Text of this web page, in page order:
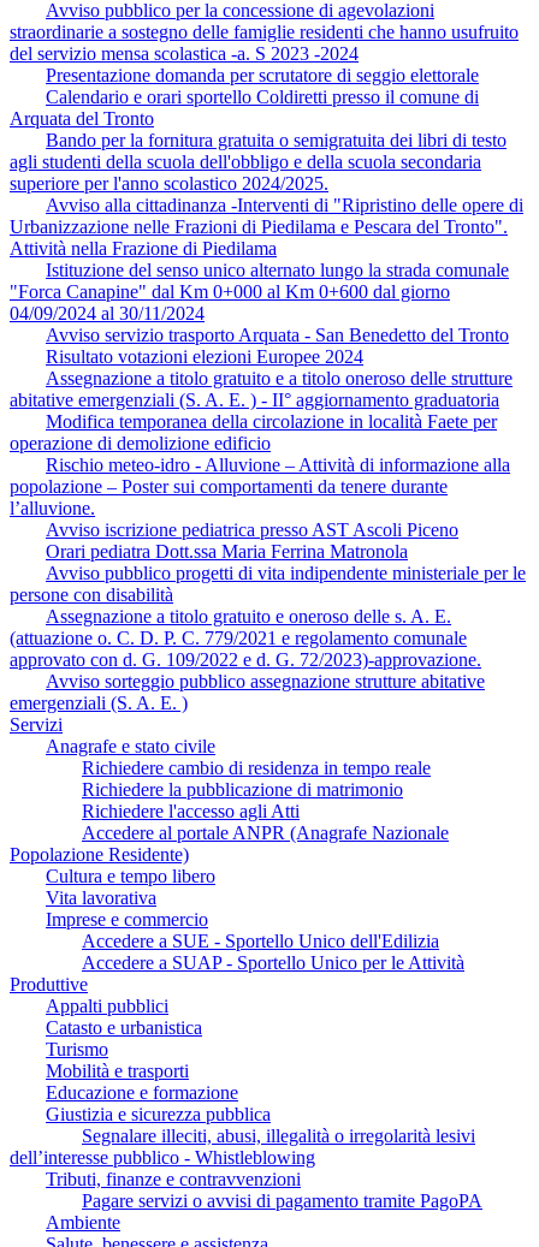
Avviso pubblico per la concessione di agevolazioni
straordinarie a sostegno delle famiglie residenti che hanno usufruito
del servizio mensa scolastica -a. S 2023 -2024
Presentazione domanda per scrutatore di seggio elettorale
Calendario e orari sportello Coldiretti presso il comune di
Arquata del Tronto
Bando per la fornitura gratuita o semigratuita dei libri di testo
agli studenti della scuola dell'obbligo e della scuola secondaria
superiore per l'anno scolastico 2024/2025.
Avviso alla cittadinanza -Interventi di "Ripristino delle opere di
Urbanizzazione nelle Frazioni di Piedilama e Pescara del Tronto".
Attività nella Frazione di Piedilama
Istituzione del senso unico alternato lungo la strada comunale
"Forca Canapine" dal Km 0+000 al Km 0+600 dal giorno
04/09/2024 al 30/11/2024
Avviso servizio trasporto Arquata - San Benedetto del Tronto
Risultato votazioni elezioni Europee 2024
Assegnazione a titolo gratuito e a titolo oneroso delle strutture
abitative emergenziali (S. A. E. ) - II° aggiornamento graduatoria
Modifica temporanea della circolazione in località Faete per
operazione di demolizione edificio
Rischio meteo-idro - Alluvione – Attività di informazione alla
popolazione – Poster sui comportamenti da tenere durante
l’alluvione.
Avviso iscrizione pediatrica presso AST Ascoli Piceno
Orari pediatra Dott.ssa Maria Ferrina Matronola
Avviso pubblico progetti di vita indipendente ministeriale per le
persone con disabilità
Assegnazione a titolo gratuito e oneroso delle s. A. E.
(attuazione o. C. D. P. C. 779/2021 e regolamento comunale
approvato con d. G. 109/2022 e d. G. 72/2023)-approvazione.
Avviso sorteggio pubblico assegnazione strutture abitative
emergenziali (S. A. E. )
Servizi
Anagrafe e stato civile
Richiedere cambio di residenza in tempo reale
Richiedere la pubblicazione di matrimonio
Richiedere l'accesso agli Atti
Accedere al portale ANPR (Anagrafe Nazionale
Popolazione Residente)
Cultura e tempo libero
Vita lavorativa
Imprese e commercio
Accedere a SUE - Sportello Unico dell'Edilizia
Accedere a SUAP - Sportello Unico per le Attività
Produttive
Appalti pubblici
Catasto e urbanistica
Turismo
Mobilità e trasporti
Educazione e formazione
Giustizia e sicurezza pubblica
Segnalare illeciti, abusi, illegalità o irregolarità lesivi
dell’interesse pubblico - Whistleblowing
Tributi, finanze e contravvenzioni
Pagare servizi o avvisi di pagamento tramite PagoPA
Ambiente